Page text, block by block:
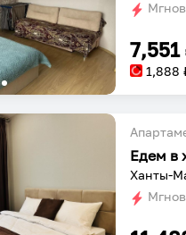
7,551
1,888
Едем в
Ханты-